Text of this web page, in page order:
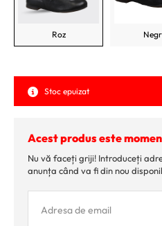
Roz
Stoc epuizat
Acest produs este
Nu vă faceți griji! Introduceți
anunța când va fi din nou